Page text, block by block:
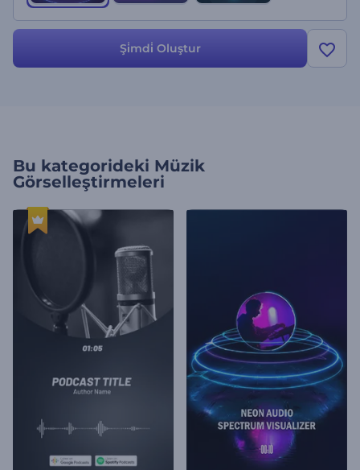
Şi̇mdi̇ Oluştur
Bu kategorideki Müzik
Görselleştirmeleri